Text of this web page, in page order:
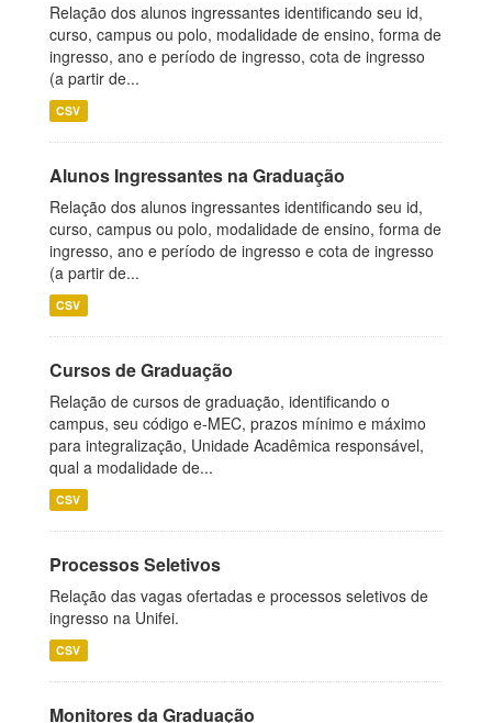
Relação dos alunos ingressantes identificando seu id,
curso, campus ou polo, modalidade de ensino, forma de
ingresso, ano e período de ingresso, cota de ingresso
(a partir de...
CSV
Alunos Ingressantes na Graduação
Relação dos alunos ingressantes identificando seu id,
curso, campus ou polo, modalidade de ensino, forma de
ingresso, ano e período de ingresso e cota de ingresso
(a partir de...
CSV
Cursos de Graduação
Relação de cursos de graduação, identificando o
campus, seu código e-MEC, prazos mínimo e máximo
para integralização, Unidade Acadêmica responsável,
qual a modalidade de...
CSV
Processos Seletivos
Relação das vagas ofertadas e processos seletivos de
ingresso na Unifei.
CSV
Monitores da Graduação